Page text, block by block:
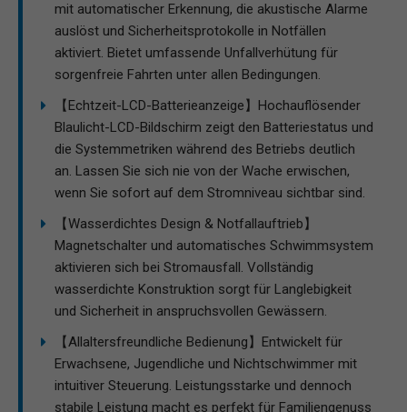
mit automatischer Erkennung, die akustische Alarme
auslöst und Sicherheitsprotokolle in Notfällen
aktiviert. Bietet umfassende Unfallverhütung für
sorgenfreie Fahrten unter allen Bedingungen.
【Echtzeit-LCD-Batterieanzeige】Hochauflösender
Blaulicht-LCD-Bildschirm zeigt den Batteriestatus und
die Systemmetriken während des Betriebs deutlich
an. Lassen Sie sich nie von der Wache erwischen,
wenn Sie sofort auf dem Stromniveau sichtbar sind.
【Wasserdichtes Design & Notfallauftrieb】
Magnetschalter und automatisches Schwimmsystem
aktivieren sich bei Stromausfall. Vollständig
wasserdichte Konstruktion sorgt für Langlebigkeit
und Sicherheit in anspruchsvollen Gewässern.
【Allaltersfreundliche Bedienung】Entwickelt für
Erwachsene, Jugendliche und Nichtschwimmer mit
intuitiver Steuerung. Leistungsstarke und dennoch
stabile Leistung macht es perfekt für Familiengenuss